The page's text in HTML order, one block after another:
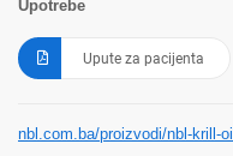
Upotrebe
Upute za pacijenta
nbl.com.ba/proizvodi/nbl-krill-oil